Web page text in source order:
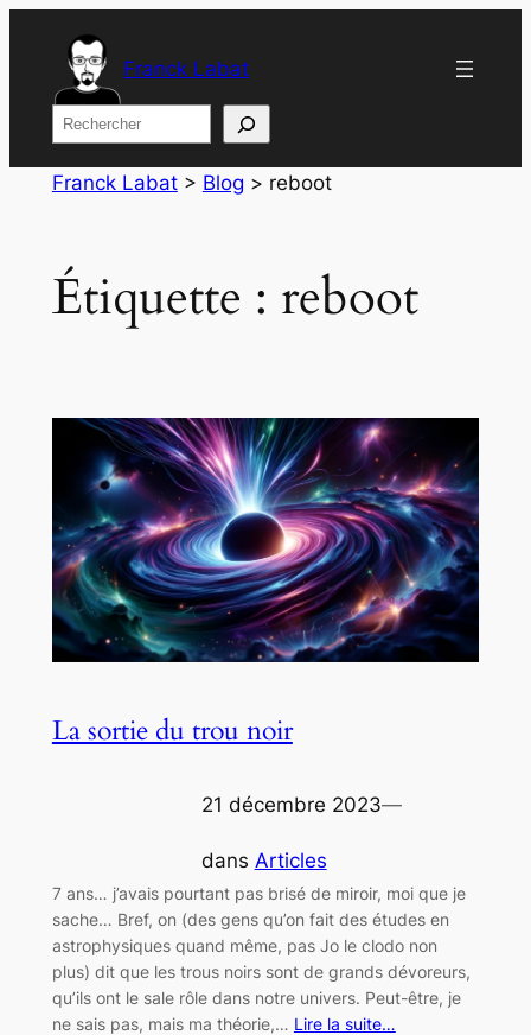
contenu
Franck Labat
Rechercher
Franck Labat> Blog > reboot
Étiquette : reboot
La sortie du trou noir
21 décembre 2023—
dans Articles
7 ans… j’avais pourtant pas brisé de miroir, moi que je
sache… Bref, on (des gens qu’on fait des études en
astrophysiques quand même, pas Jo le clodo non
plus) dit que les trous noirs sont de grands dévoreurs,
qu’ils ont le sale rôle dans notre univers. Peut-être, je
ne sais pas, mais ma théorie,… Lire la suite…